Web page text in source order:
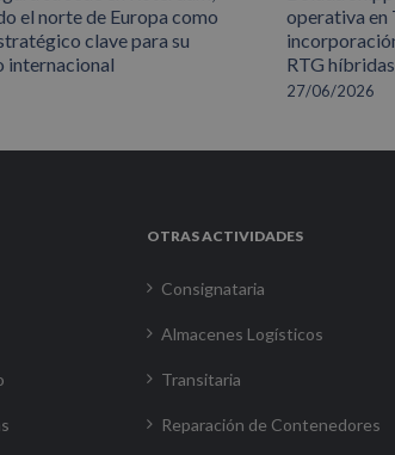
el norte de Europa como
clave para su
internacional
operativa en
RTG híbridas
27/06/2026
OTRAS ACTIVIDADES
Consignataria
Almacenes Logísticos
Transitaria
Reparación de Contenedores